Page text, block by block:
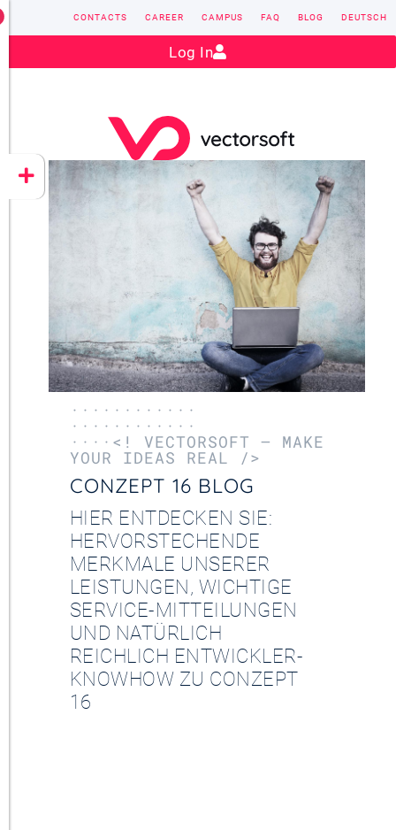
CONZEPT 16
YEET
Contact: sales@vectorsoft.de
CONTACTS CAREER CAMPUS FAQ BLOG DEUTSCH
Log In
············
············
····<! VECTORSOFT – MAKE
YOUR IDEAS REAL />
CONZEPT 16 BLOG
HIER ENTDECKEN SIE:
HERVORSTECHENDE
MERKMALE UNSERER
LEISTUNGEN, WICHTIGE
SERVICE-MITTEILUNGEN
UND NATÜRLICH
REICHLICH ENTWICKLER-
KNOWHOW ZU CONZEPT
16